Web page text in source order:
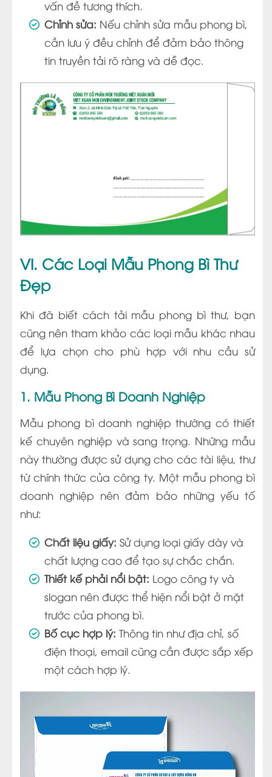
vấn đề tương thích.
Chỉnh sửa: Nếu chỉnh sửa mẫu phong bì,
cần lưu ý đều chỉnh để đảm bảo thông
tin truyền tải rõ ràng và dễ đọc.
VI. Các Loại Mẫu Phong Bì Thư
Đẹp
Khi đã biết cách tải mẫu phong bì thư, bạn
cũng nên tham khảo các loại mẫu khác nhau
để lựa chọn cho phù hợp với nhu cầu sử
dụng.
1. Mẫu Phong Bì Doanh Nghiệp
Mẫu phong bì doanh nghiệp thường có thiết
kế chuyên nghiệp và sang trọng. Những mẫu
này thường được sử dụng cho các tài liệu, thư
từ chính thức của công ty. Một mẫu phong bì
doanh nghiệp nên đảm bảo những yếu tố
như:
Chất liệu giấy: Sử dụng loại giấy dày và
chất lượng cao để tạo sự chắc chắn.
Thiết kế phải nổi bật: Logo công ty và
slogan nên được thể hiện nổi bật ở mặt
trước của phong bì.
Bố cục hợp lý: Thông tin như địa chỉ, số
điện thoại, email cũng cần được sắp xếp
một cách hợp lý.